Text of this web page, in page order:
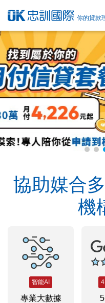
你的貸款
協助媒合
機
智能AI
專業大數據